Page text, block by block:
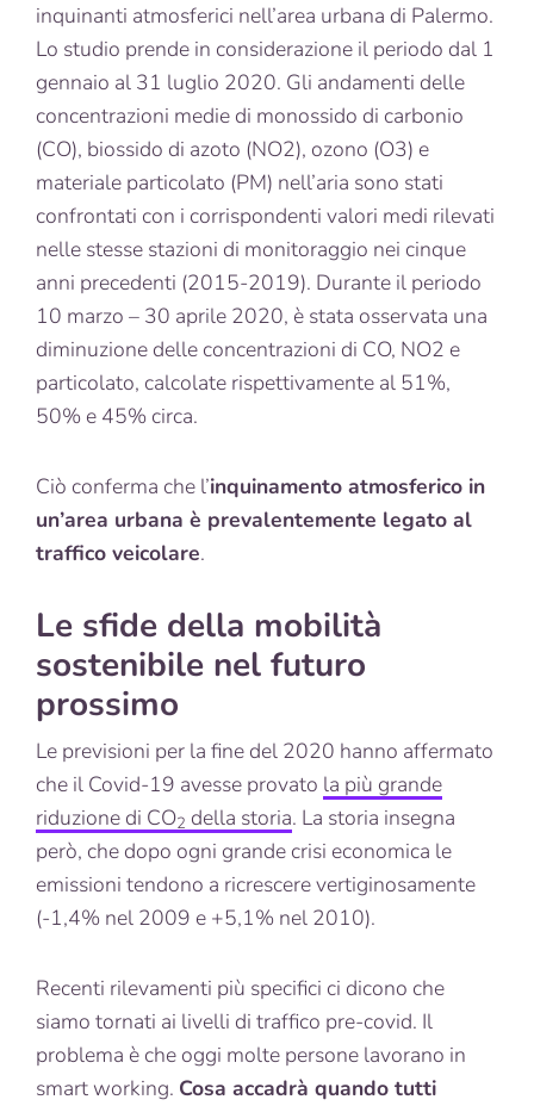
inquinanti atmosferici nell’area urbana di Palermo.
Lo studio prende in considerazione il periodo dal 1
gennaio al 31 luglio 2020. Gli andamenti delle
concentrazioni medie di monossido di carbonio
(CO), biossido di azoto (NO2), ozono (O3) e
materiale particolato (PM) nell’aria sono stati
confrontati con i corrispondenti valori medi rilevati
nelle stesse stazioni di monitoraggio nei cinque
anni precedenti (2015-2019). Durante il periodo
10 marzo – 30 aprile 2020, è stata osservata una
diminuzione delle concentrazioni di CO, NO2 e
particolato, calcolate rispettivamente al 51%,
50% e 45% circa.
Ciò conferma che l’inquinamento atmosferico in
un’area urbana è prevalentemente legato al
traffico veicolare.
Le sfide della mobilità
sostenibile nel futuro
prossimo
Le previsioni per la fine del 2020 hanno affermato
che il Covid-19 avesse provato la più grande
riduzione di CO2 della storia. La storia insegna
però, che dopo ogni grande crisi economica le
emissioni tendono a ricrescere vertiginosamente
(-1,4% nel 2009 e +5,1% nel 2010).
Recenti rilevamenti più specifici ci dicono che
siamo tornati ai livelli di traffico pre-covid. Il
problema è che oggi molte persone lavorano in
smart working. Cosa accadrà quando tutti